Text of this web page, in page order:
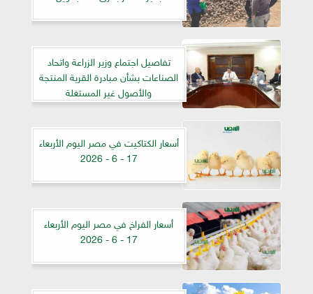
تفاصيل اجتماع وزير الزراعة واتحاد
الصناعات بشأن مبادرة القرية المنتجة
والأصول غير المستغلة
أسعار الكتاكيت في مصر اليوم الأربعاء
17 - 6 - 2026
أسعار الفراخ في مصر اليوم الأربعاء
17 - 6 - 2026